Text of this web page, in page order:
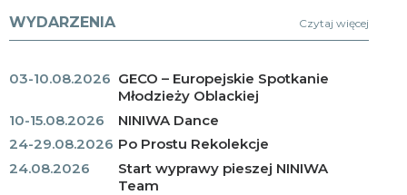
WYDARZENIA Czytaj więcej
03-10.08.2026 GECO – Europejskie Spotkanie
Młodzieży Oblackiej
10-15.08.2026
NINIWA Dance
24-29.08.2026 Po Prostu Rekolekcje
24.08.2026
Start wyprawy pieszej NINIWA
Team